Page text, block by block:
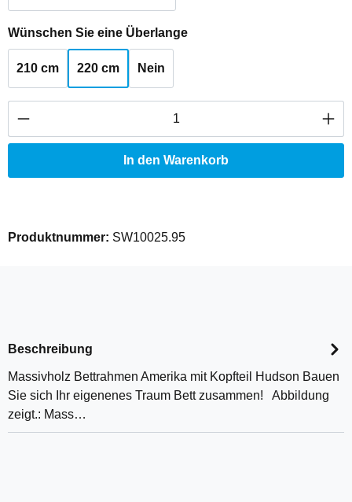
Wünschen Sie eine Überlangeauswählen
210 cm 220 cm Nein
Produkt Anzahl: Gib den gewünschten
In den Warenkorb
Produktnummer: SW10025.95
Beschreibung
Massivholz Bettrahmen Amerika mit Kopfteil Hudson Bauen
Sie sich Ihr eigenenes Traum Bett zusammen! Abbildung
zeigt.: Mass…